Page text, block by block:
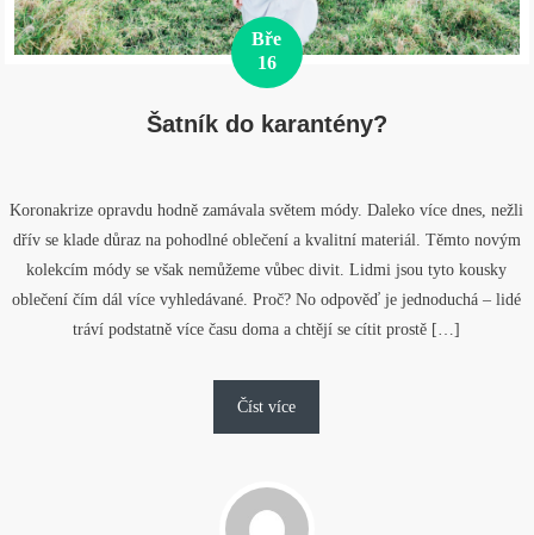
Bře
16
Šatník do karantény?
Koronakrize opravdu hodně zamávala světem módy. Daleko více dnes, nežli
dřív se klade důraz na pohodlné oblečení a kvalitní materiál. Těmto novým
kolekcím módy se však nemůžeme vůbec divit. Lidmi jsou tyto kousky
oblečení čím dál více vyhledávané. Proč? No odpověď je jednoduchá – lidé
tráví podstatně více času doma a chtějí se cítit prostě […]
Číst více